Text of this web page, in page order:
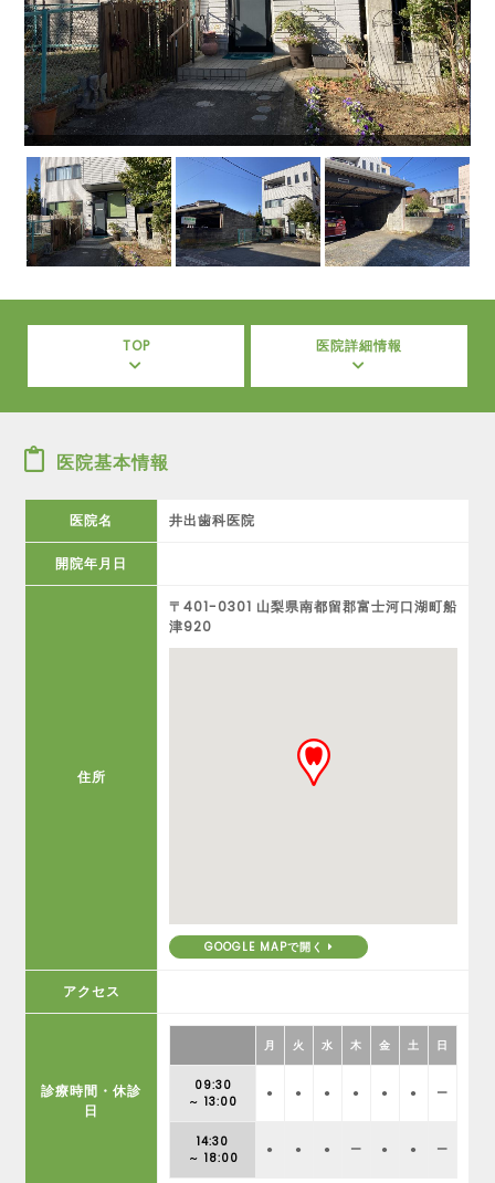
TOP 医院詳細情報
医院基本情報
医院名 井出歯科医院
開院年月日
住所
〒401-0301 山梨県南都留郡富士河口湖町船
津920
GOOGLE MAPで開く
アクセス
診療時間・休診
日
月 火 水 木 金 土 日
09:30
～ 13:00
● ● ● ● ● ● ー
14:30
～ 18:00
● ● ● ー ● ● ー